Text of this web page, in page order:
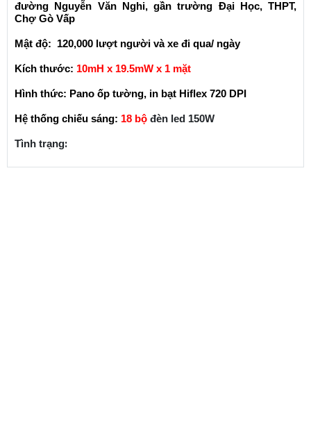
đường Nguyễn Văn Nghi, gần trường Đại Học, THPT,
Chợ Gò Vấp
Mật độ: 120,000 lượt người và xe đi qua/ ngày
Kích thước: 10mH x 19.5mW x 1 mặt
Hình thức: Pano ốp tường, in bạt Hiflex 720 DPI
Hệ thống chiếu sáng: 18 bộ đèn led 150W
Tình trạng: